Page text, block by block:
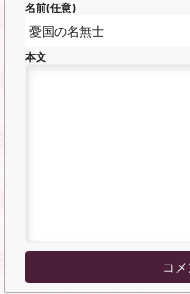
名前(任意)
本文